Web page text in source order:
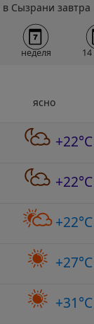
в Сызрани завтра
неделя
ясно
+22°C
+22°C
+22°C
+27°C
+31°C